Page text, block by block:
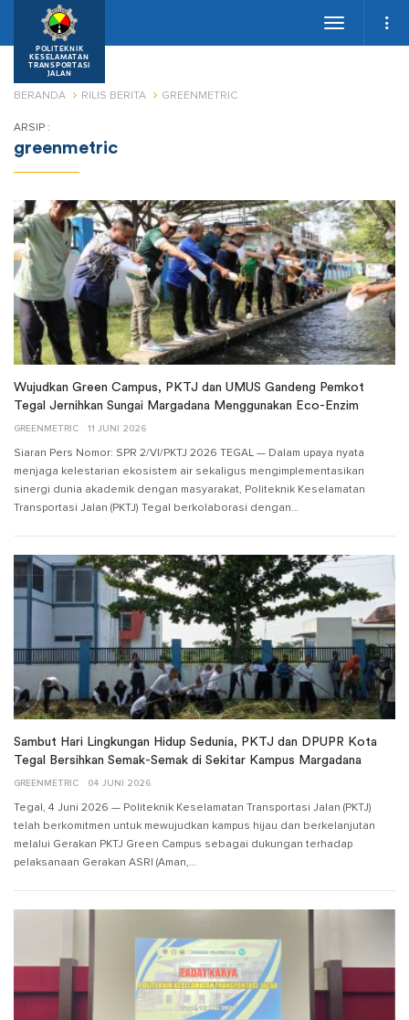
POLITEKNIK
KESELAMATAN
TRANSPORTASI
JALAN
Toggle
BERANDA RILIS BERITA GREENMETRIC
ARSIP :
greenmetric
Wujudkan Green Campus, PKTJ dan UMUS Gandeng Pemkot
Tegal Jernihkan Sungai Margadana Menggunakan Eco-Enzim
GREENMETRIC 11 JUNI 2026
Siaran Pers Nomor: SPR 2/VI/PKTJ 2026 TEGAL — Dalam upaya nyata
menjaga kelestarian ekosistem air sekaligus mengimplementasikan
sinergi dunia akademik dengan masyarakat, Politeknik Keselamatan
Transportasi Jalan (PKTJ) Tegal berkolaborasi dengan…
Sambut Hari Lingkungan Hidup Sedunia, PKTJ dan DPUPR Kota
Tegal Bersihkan Semak-Semak di Sekitar Kampus Margadana
GREENMETRIC 04 JUNI 2026
Tegal, 4 Juni 2026 — Politeknik Keselamatan Transportasi Jalan (PKTJ)
telah berkomitmen untuk mewujudkan kampus hijau dan berkelanjutan
melalui Gerakan PKTJ Green Campus sebagai dukungan terhadap
pelaksanaan Gerakan ASRI (Aman,…